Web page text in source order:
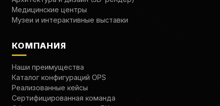
Медицинские центры
Музеи и интерактивные выставки
КОМПАНИЯ
Наши преимущества
Каталог конфигураций OPS
Реализованные кейсы
Сертифицированная команда